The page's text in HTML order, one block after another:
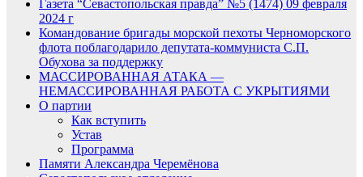
Газета “Севастопольская правда” №5 (1474) 09 февраля
2024 г
Командование бригады морской пехоты Черноморского
флота поблагодарило депутата-коммуниста С.П.
Обухова за поддержку
МАССИРОВАННАЯ АТАКА —
НЕМАССИРОВАННАЯ РАБОТА С УКРЫТИЯМИ
О партии
Как вступить
Устав
Программа
Памяти Александра Черемёнова